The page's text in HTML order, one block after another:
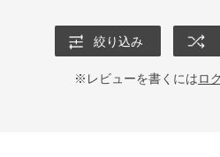
絞り込み
※レビューを書くにはロ